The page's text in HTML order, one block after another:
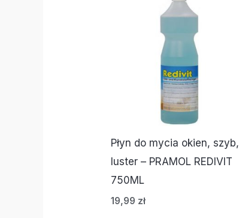
Płyn do mycia okien, szyb,
luster – PRAMOL REDIVIT
750ML
19,99 zł